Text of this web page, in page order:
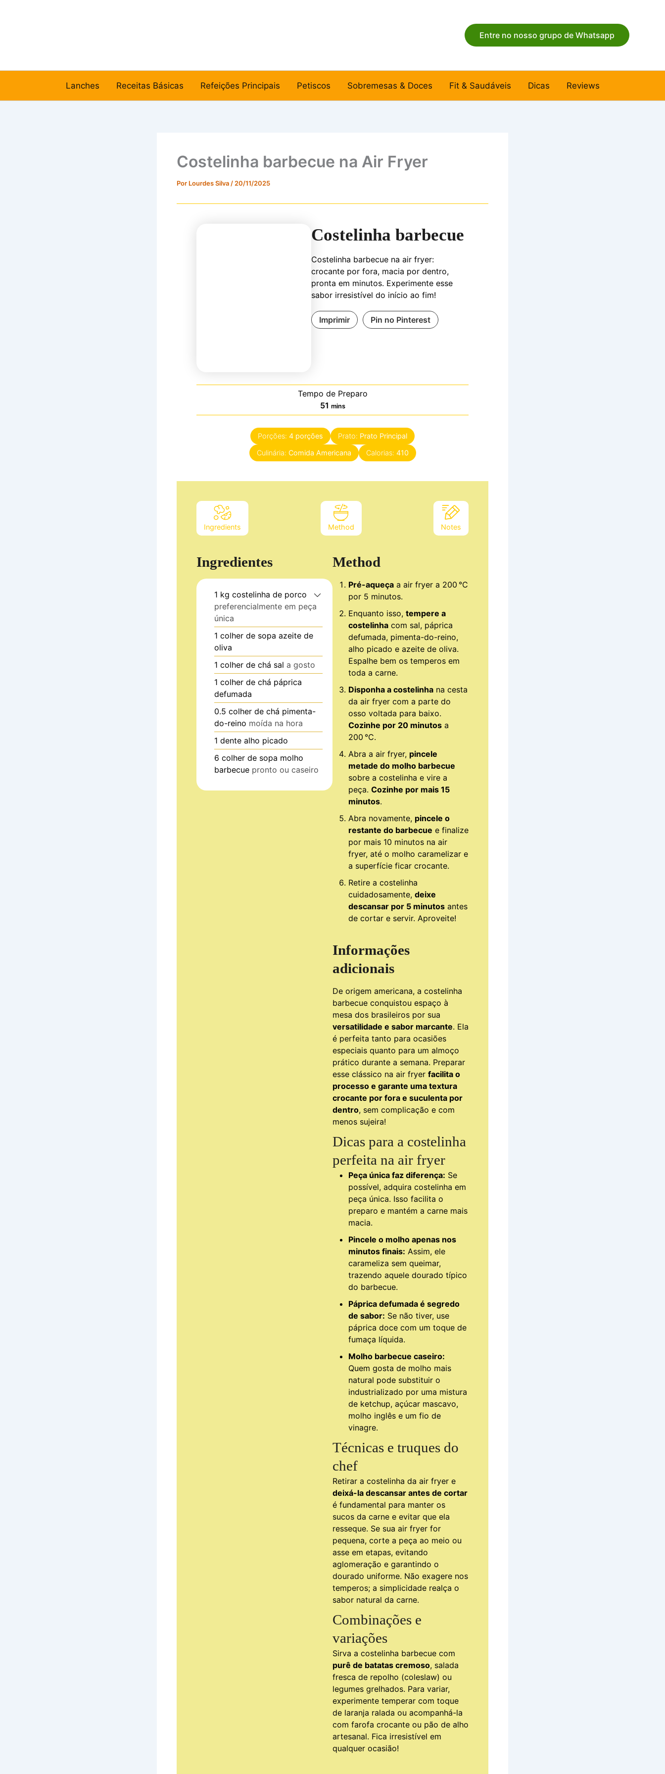
Entre no nosso grupo de Whatsapp
Lanches Receitas Básicas Refeições Principais Petiscos Sobremesas & Doces Fit & Saudáveis Dicas Reviews
Costelinha barbecue na Air Fryer
Por Lourdes Silva / 20/11/2025
Costelinha barbecue
Costelinha barbecue na air fryer:
crocante por fora, macia por dentro,
pronta em minutos. Experimente esse
sabor irresistível do início ao fim!
Imprimir Pin no Pinterest
Tempo de Preparo
51 minutes
mins
Porções: 4 porções Prato: Prato Principal
Culinária: Comida Americana Calorias: 410
Ingredients Method Notes
Ingredientes
1 kg costelinha de porco
preferencialmente em peça
única
1 colher de sopa azeite de
oliva
1 colher de chá sal a gosto
1 colher de chá páprica
defumada
0.5 colher de chá pimenta-
do-reino moída na hora
1 dente alho picado
6 colher de sopa molho
barbecue pronto ou caseiro
Method
Pré-aqueça a air fryer a 200 °C
por 5 minutos.
Enquanto isso, tempere a
costelinha com sal, páprica
defumada, pimenta-do-reino,
alho picado e azeite de oliva.
Espalhe bem os temperos em
toda a carne.
Disponha a costelinha na cesta
da air fryer com a parte do
osso voltada para baixo.
Cozinhe por 20 minutos a
200 °C.
Abra a air fryer, pincele
metade do molho barbecue
sobre a costelinha e vire a
peça. Cozinhe por mais 15
minutos.
Abra novamente, pincele o
restante do barbecue e finalize
por mais 10 minutos na air
fryer, até o molho caramelizar e
a superfície ficar crocante.
Retire a costelinha
cuidadosamente, deixe
descansar por 5 minutos antes
de cortar e servir. Aproveite!
Informações
adicionais
De origem americana, a costelinha
barbecue conquistou espaço à
mesa dos brasileiros por sua
versatilidade e sabor marcante. Ela
é perfeita tanto para ocasiões
especiais quanto para um almoço
prático durante a semana. Preparar
esse clássico na air fryer facilita o
processo e garante uma textura
crocante por fora e suculenta por
dentro, sem complicação e com
menos sujeira!
Dicas para a costelinha
perfeita na air fryer
Peça única faz diferença: Se
possível, adquira costelinha em
peça única. Isso facilita o
preparo e mantém a carne mais
macia.
Pincele o molho apenas nos
minutos finais: Assim, ele
carameliza sem queimar,
trazendo aquele dourado típico
do barbecue.
Páprica defumada é segredo
de sabor: Se não tiver, use
páprica doce com um toque de
fumaça líquida.
Molho barbecue caseiro:
Quem gosta de molho mais
natural pode substituir o
industrializado por uma mistura
de ketchup, açúcar mascavo,
molho inglês e um fio de
vinagre.
Técnicas e truques do
chef
Retirar a costelinha da air fryer e
deixá-la descansar antes de cortar
é fundamental para manter os
sucos da carne e evitar que ela
resseque. Se sua air fryer for
pequena, corte a peça ao meio ou
asse em etapas, evitando
aglomeração e garantindo o
dourado uniforme. Não exagere nos
temperos; a simplicidade realça o
sabor natural da carne.
Combinações e
variações
Sirva a costelinha barbecue com
purê de batatas cremoso, salada
fresca de repolho (coleslaw) ou
legumes grelhados. Para variar,
experimente temperar com toque
de laranja ralada ou acompanhá-la
com farofa crocante ou pão de alho
artesanal. Fica irresistível em
qualquer ocasião!